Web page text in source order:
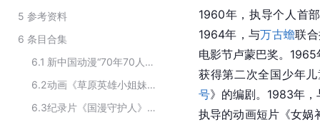
5 参考资料
6 条目合集
6.1
新中国动漫“70年70人”名单
6.2
动画《草原英雄小姐妹》主创团队
6.3
纪录片《国漫守护人》主要演员
1960年，执导个人首
1964年，与万古蟾联
电影节卢蒙巴奖。1965
获得第二次全国少年
号》的编剧。1983年，
执导的动画短片《女娲